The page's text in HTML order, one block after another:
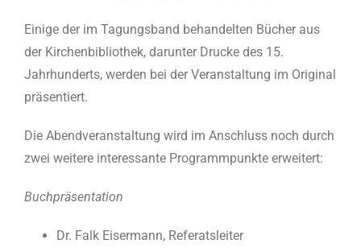
Einige der im Tagungsband behandelten Bücher aus
der Kirchenbibliothek, darunter Drucke des 15.
Jahrhunderts, werden bei der Veranstaltung im Original
präsentiert.
Die Abendveranstaltung wird im Anschluss noch durch
zwei weitere interessante Programmpunkte erweitert:
Buchpräsentation
Dr. Falk Eisermann, Referatsleiter